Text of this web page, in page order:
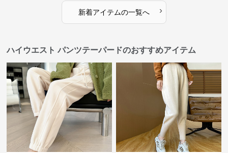
新着アイテムの一覧へ ›
ハイウエスト パンツテーパードのおすすめアイテム